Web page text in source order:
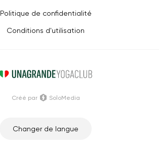
Politique de confidentialité
Conditions d'utilisation
Changer de langue
Créé par SoloMedia